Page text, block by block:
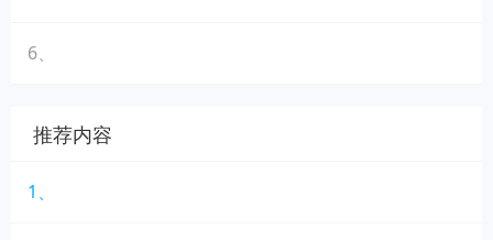
6、
推荐内容
1、